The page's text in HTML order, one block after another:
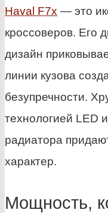
Haval F7x — это
кроссоверов. Его
дизайн
линии кузова
безупречности.
технологией LED
радиатора
характер.
Мощность,